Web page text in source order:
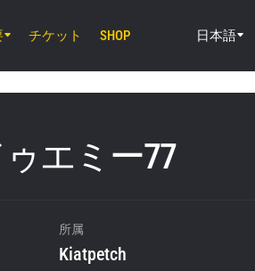
Circle
チケット SHOP 日本語
エミー77
所属
Kiatpetch